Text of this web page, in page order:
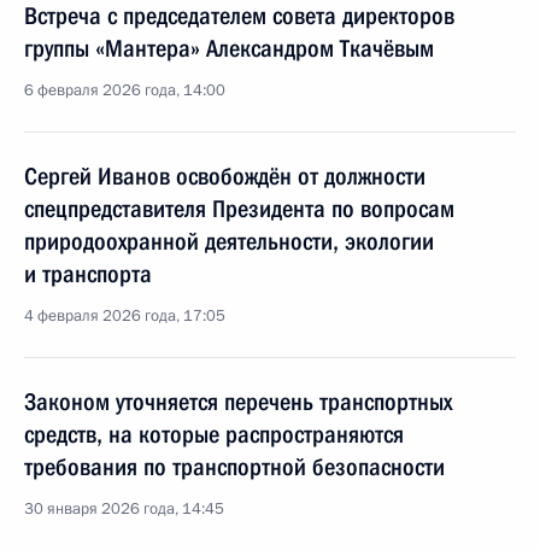
Встреча с председателем совета директоров
группы «Мантера» Александром Ткачёвым
6 февраля 2026 года, 14:00
Сергей Иванов освобождён от должности
спецпредставителя Президента по вопросам
природоохранной деятельности, экологии
и транспорта
4 февраля 2026 года, 17:05
Законом уточняется перечень транспортных
средств, на которые распространяются
требования по транспортной безопасности
30 января 2026 года, 14:45